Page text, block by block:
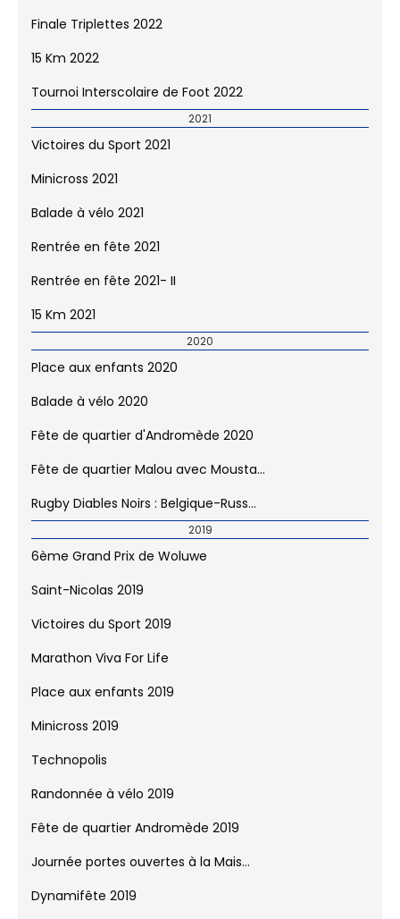
Finale Triplettes 2022
15 Km 2022
Tournoi Interscolaire de Foot 2022
2021
Victoires du Sport 2021
Minicross 2021
Balade à vélo 2021
Rentrée en fête 2021
Rentrée en fête 2021- II
15 Km 2021
2020
Place aux enfants 2020
Balade à vélo 2020
Fête de quartier d'Andromède 2020
Fête de quartier Malou avec Mousta...
Rugby Diables Noirs : Belgique-Russ...
2019
6ème Grand Prix de Woluwe
Saint-Nicolas 2019
Victoires du Sport 2019
Marathon Viva For Life
Place aux enfants 2019
Minicross 2019
Technopolis
Randonnée à vélo 2019
Fête de quartier Andromède 2019
Journée portes ouvertes à la Mais...
Dynamifête 2019